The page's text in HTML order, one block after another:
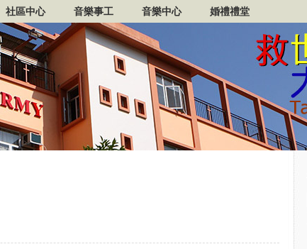
社區中心 音樂事工 音樂中心 婚禮禮堂